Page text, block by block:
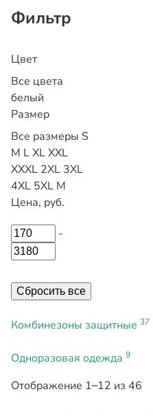
Фильтр
Цвет
Все цвета
белый
Размер
Все размеры S
M LXLXXL
XXXL 2XL 3XL
4XL 5XL М
Цена, руб.
-
Сбросить все
Комбинезоны защитные 37
Одноразовая одежда 9
Отображение 1–12 из 46